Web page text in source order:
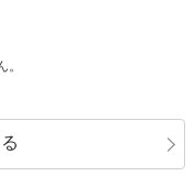
すすむ→『居酒屋さん』の
車場]西宮市役所タイムズ有